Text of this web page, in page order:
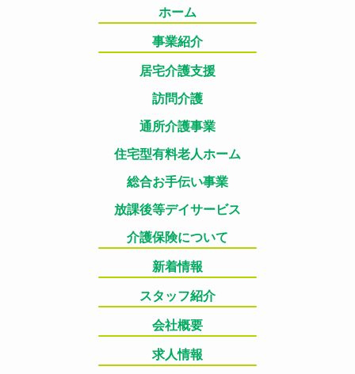
ホーム
事業紹介
居宅介護支援
訪問介護
通所介護事業
住宅型有料老人ホーム
総合お手伝い事業
放課後等デイサービス
介護保険について
新着情報
スタッフ紹介
会社概要
求人情報